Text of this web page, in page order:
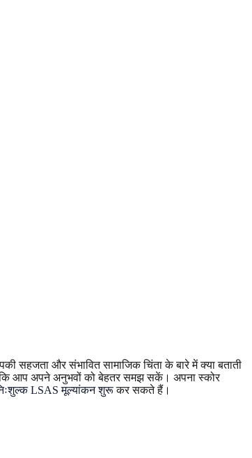
सहजता और संभावित सामाजिक चिंता के बारे में क्या बताती
आप अपने अनुभवों को बेहतर समझ सकें। अपना स्कोर
LSAS मूल्यांकन शुरूकर सकते हैं।